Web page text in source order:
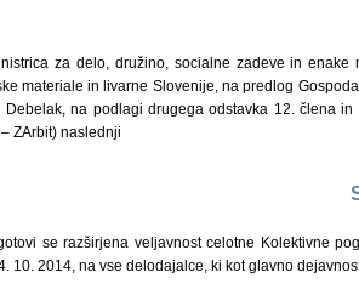
za delo, družino, socialne zadeve in
materiale in livarne Slovenije, na predlog
Debelak, na podlagi drugega odstavka 12. člena
ZArbit) naslednji
se razširjena veljavnost celotne Kolektivne
10. 2014, na vse delodajalce, ki kot glavno